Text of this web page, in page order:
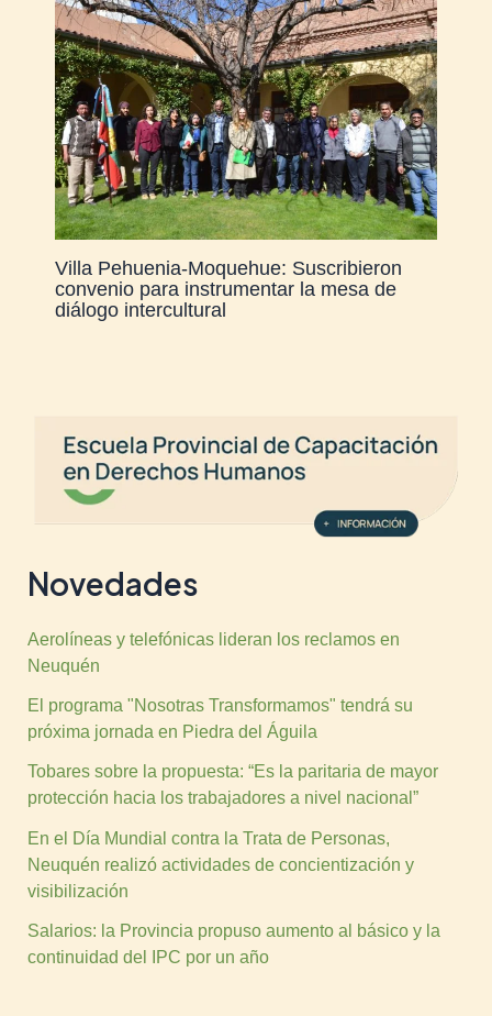
Villa Pehuenia-Moquehue: Suscribieron
convenio para instrumentar la mesa de
diálogo intercultural
Novedades
Aerolíneas y telefónicas lideran los reclamos en
Neuquén
El programa "Nosotras Transformamos" tendrá su
próxima jornada en Piedra del Águila
Tobares sobre la propuesta: “Es la paritaria de mayor
protección hacia los trabajadores a nivel nacional”
En el Día Mundial contra la Trata de Personas,
Neuquén realizó actividades de concientización y
visibilización
Salarios: la Provincia propuso aumento al básico y la
continuidad del IPC por un año